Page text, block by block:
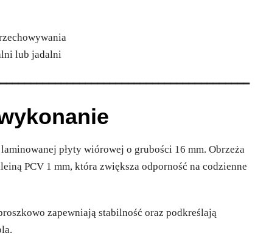
lub jadalni
płyty wiórowej o grubości 16 mm. Obrzeża
PCV 1 mm, która zwiększa odporność na codzienne
zapewniają stabilność oraz podkreślają